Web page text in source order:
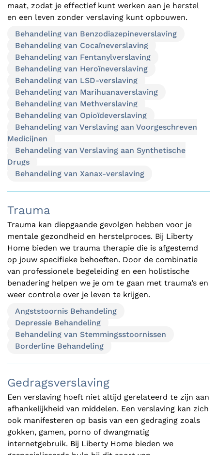
maat, zodat je effectief kunt werken aan je herstel
en een leven zonder verslaving kunt opbouwen.
Behandeling van Benzodiazepineverslaving
Behandeling van Cocaïneverslaving
Behandeling van Fentanylverslaving
Behandeling van Heroïneverslaving
Behandeling van LSD-verslaving
Behandeling van Marihuanaverslaving
Behandeling van Methverslaving
Behandeling van Opioïdeverslaving
Behandeling van Verslaving aan Voorgeschreven
Medicijnen
Behandeling van Verslaving aan Synthetische
Drugs
Behandeling van Xanax-verslaving
Trauma
Trauma kan diepgaande gevolgen hebben voor je
mentale gezondheid en herstelproces. Bij Liberty
Home bieden we trauma therapie die is afgestemd
op jouw specifieke behoeften. Door de combinatie
van professionele begeleiding en een holistische
benadering helpen we je om te gaan met trauma’s en
weer controle over je leven te krijgen.
Angststoornis Behandeling
Depressie Behandeling
Behandeling van Stemmingsstoornissen
Borderline Behandeling
Gedragsverslaving
Een verslaving hoeft niet altijd gerelateerd te zijn aan
afhankelijkheid van middelen. Een verslaving kan zich
ook manifesteren op basis van een gedraging zoals
gokken, gamen, porno of dwangmatig
internetgebruik. Bij Liberty Home bieden we